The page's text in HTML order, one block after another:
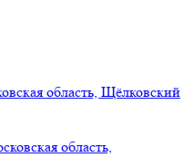
область, Щёлковский